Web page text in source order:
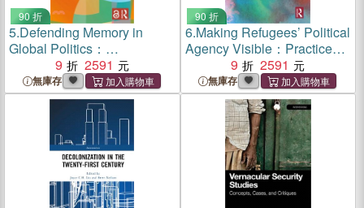
90 折
5.Defending Memory in
Global Politics：
Mnemonical In/Security and
Crisis
9 2591
無庫存
90 折
6.Making Refugees’ Political
Agency Visible：Practices
of the Subject
9 2591
無庫存